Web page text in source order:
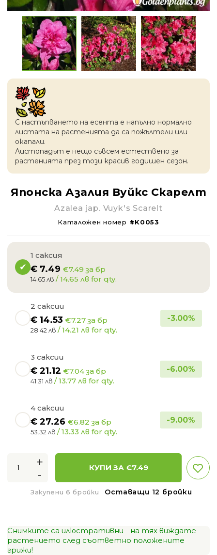
С настъпването на есентa е напълно нормално
листата на растенията да са пожълтели или
окапaли.
Листопадът е нещо съвсем естествено за
растенията през този красив годишен сезон.
Японска Азалия Вуйкс Скарелт
Azalea jap. Vuyk's Scarelt
Каталожен номер #K0053
1 саксия
€ 7.49 €7.49 за бр
14.65 лв / 14.65 лв for qty.
2 саксии
€ 14.53 €7.27 за бр
28.42 лв / 14.21 лв for qty.
-3.00%
3 саксии
€ 21.12 €7.04 за бр
41.31 лв / 13.77 лв for qty.
-6.00%
4 саксии
€ 27.26 €6.82 за бр
53.32 лв / 13.33 лв for qty.
-9.00%
+
-
КУПИ ЗА €7.49
Закупени 6 бройки Оставащи 12 бройки
Снимките са илюстративни - на тях виждате
растението след съответно положените
грижи!